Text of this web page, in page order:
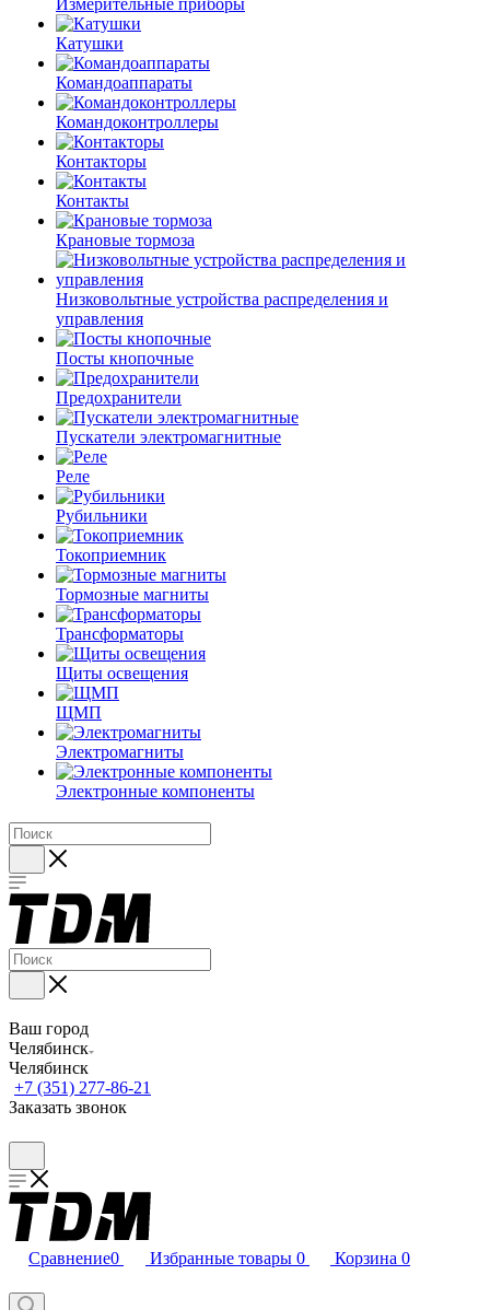
Измерительные приборы
Катушки
Командоаппараты
Командоконтроллеры
Контакторы
Контакты
Крановые тормоза
Низковольтные устройства распределения и
управления
Посты кнопочные
Предохранители
Пускатели электромагнитные
Реле
Рубильники
Токоприемник
Тормозные магниты
Трансформаторы
Щиты освещения
ЩМП
Электромагниты
Электронные компоненты
Ваш город
Челябинск
Челябинск
+7 (351) 277-86-21
Заказать звонок
Сравнение0 Избранные товары 0 Корзина 0